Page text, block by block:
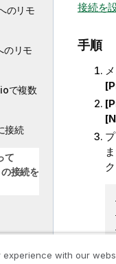
のリモ
リモ
で複数
接続
て
接続を
接続を
手順
with our